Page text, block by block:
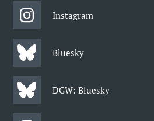
Instagram
Bluesky
DGW: Bluesky